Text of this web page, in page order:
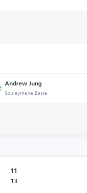
Andrew Jung
Souleymane Basse
11
13